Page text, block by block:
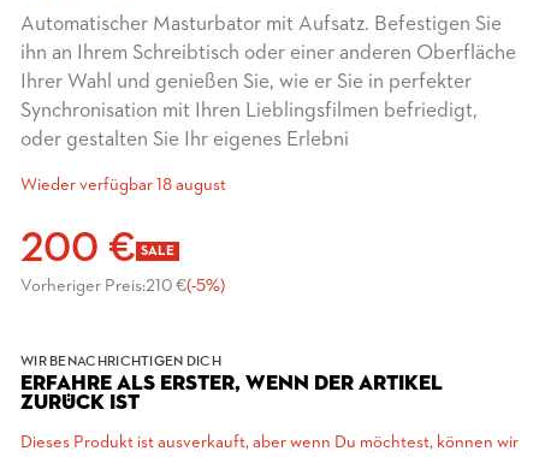
Automatischer Masturbator mit Aufsatz. Befestigen Sie
ihn an Ihrem Schreibtisch oder einer anderen Oberfläche
Ihrer Wahl und genießen Sie, wie er Sie in perfekter
Synchronisation mit Ihren Lieblingsfilmen befriedigt,
oder gestalten Sie Ihr eigenes Erlebni
Wieder verfügbar 18 august
200 € SALE
Vorheriger Preis:210 €(-5%)
WIR BENACHRICHTIGEN DICH
ERFAHRE ALS ERSTER, WENN DER ARTIKEL
ZURÜCK IST
Dieses Produkt ist ausverkauft, aber wenn Du möchtest, können wir